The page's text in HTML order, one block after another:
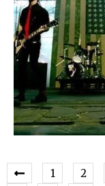
1 2